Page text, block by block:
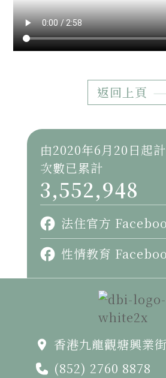
返回上頁
由2020年6月20日起
次數已累計
3,552,948
法住官方
性情教育
香港九龍觀塘興業
(852) 2760 8878